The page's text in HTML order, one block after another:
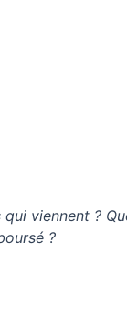
viennent ?
?